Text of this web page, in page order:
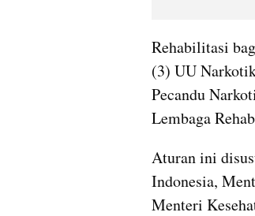
Rehabilitasi
(3) UU
Pecandu
Lembaga
Aturan ini
Indonesia,
Menteri